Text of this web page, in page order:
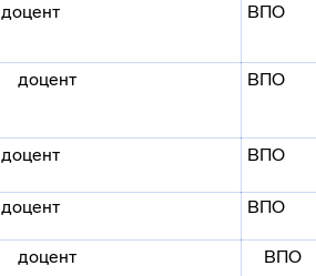
доцент ВПО
доцент ВПО
доцент ВПО
доцент ВПО
доцент ВПО